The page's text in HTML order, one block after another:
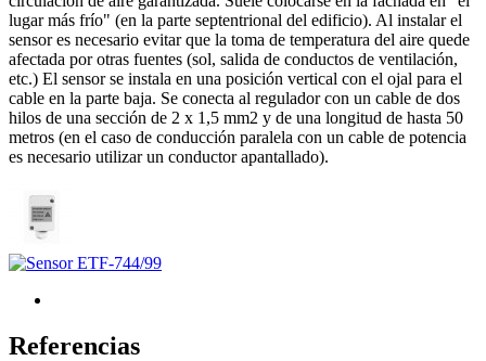
lugar más frío" (en la parte septentrional del edificio). Al instalar el
sensor es necesario evitar que la toma de temperatura del aire quede
afectada por otras fuentes (sol, salida de conductos de ventilación,
etc.) El sensor se instala en una posición vertical con el ojal para el
cable en la parte baja. Se conecta al regulador con un cable de dos
hilos de una sección de 2 x 1,5 mm2 y de una longitud de hasta 50
metros (en el caso de conducción paralela con un cable de potencia
es necesario utilizar un conductor apantallado).
Referencias